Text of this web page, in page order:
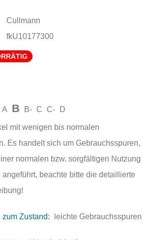
Cullmann
fkU10177300
A B B- C C- D
mit wenigen bis normalen
Es handelt sich um Gebrauchsspuren,
normalen bzw. sorgfältigen Nutzung
beachte bitte die detaillierte
zum Zustand: leichte Gebrauchsspuren